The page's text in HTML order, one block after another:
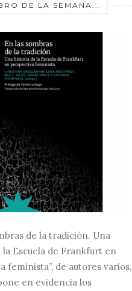
DE LA SEMANA...
de la tradición. Una
Escuela de Frankfurt en
feminista”, de autores varios,
en evidencia los